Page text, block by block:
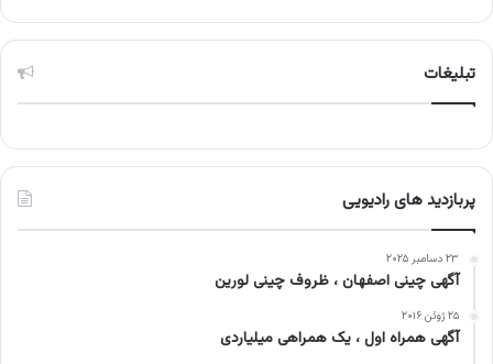
تبلیغات
پربازدید های رادیویی
۲۳ دسامبر ۲۰۲۵
آگهی چینی اصفهان ، ظروف چینی لورین
۲۵ ژوئن ۲۰۱۶
آگهی همراه اول ، یک همراهی میلیاردی